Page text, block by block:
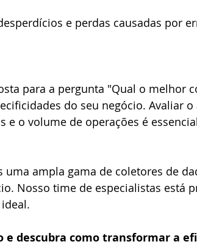
e perdas causadas por
para a pergunta "Qual o melhor
do seu negócio. Avaliar
e o volume de operações é
uma ampla gama de coletores de
Nosso time de especialistas está
e descubra como transformar a